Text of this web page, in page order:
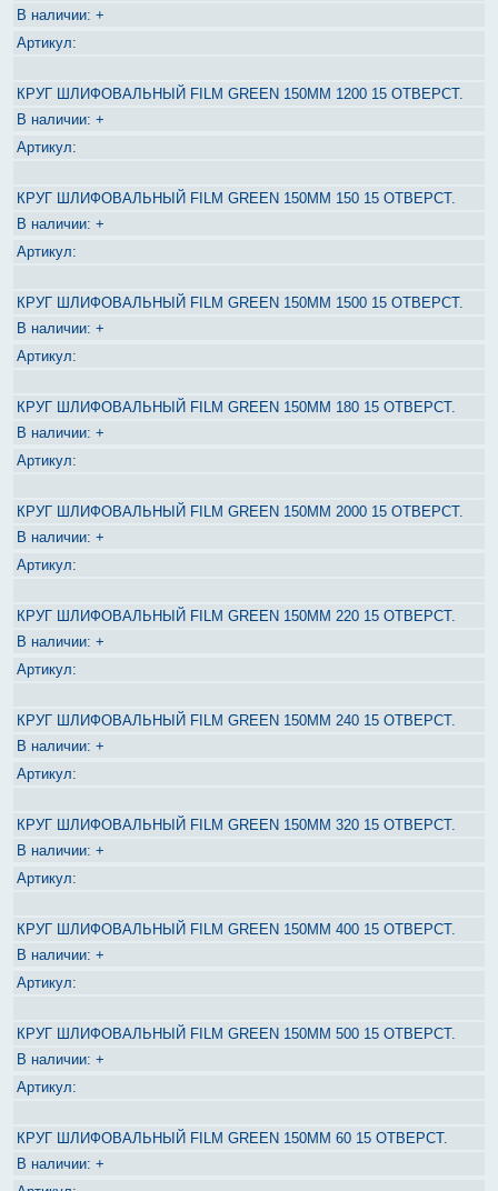
+
КРУГ ШЛИФОВАЛЬНЫЙ FILM GREEN 150ММ 1200 15 ОТВЕРСТ.
+
КРУГ ШЛИФОВАЛЬНЫЙ FILM GREEN 150ММ 150 15 ОТВЕРСТ.
+
КРУГ ШЛИФОВАЛЬНЫЙ FILM GREEN 150ММ 1500 15 ОТВЕРСТ.
+
КРУГ ШЛИФОВАЛЬНЫЙ FILM GREEN 150ММ 180 15 ОТВЕРСТ.
+
КРУГ ШЛИФОВАЛЬНЫЙ FILM GREEN 150ММ 2000 15 ОТВЕРСТ.
+
КРУГ ШЛИФОВАЛЬНЫЙ FILM GREEN 150ММ 220 15 ОТВЕРСТ.
+
КРУГ ШЛИФОВАЛЬНЫЙ FILM GREEN 150ММ 240 15 ОТВЕРСТ.
+
КРУГ ШЛИФОВАЛЬНЫЙ FILM GREEN 150ММ 320 15 ОТВЕРСТ.
+
КРУГ ШЛИФОВАЛЬНЫЙ FILM GREEN 150ММ 400 15 ОТВЕРСТ.
+
КРУГ ШЛИФОВАЛЬНЫЙ FILM GREEN 150ММ 500 15 ОТВЕРСТ.
+
КРУГ ШЛИФОВАЛЬНЫЙ FILM GREEN 150ММ 60 15 ОТВЕРСТ.
+